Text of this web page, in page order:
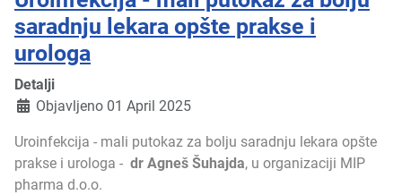
saradnju lekara opšte prakse i
urologa
Detalji
Objavljeno 01 April 2025
Uroinfekcija - mali putokaz za bolju saradnju lekara opšte
prakse i urologa - dr Agneš Šuhajda, u organizaciji MIP
pharma d.o.o.